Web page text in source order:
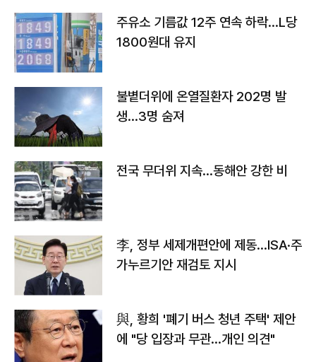
주유소 기름값 12주 연속 하락…L당
1800원대 유지
불볕더위에 온열질환자 202명 발
생…3명 숨져
전국 무더위 지속…동해안 강한 비
李, 정부 세제개편안에 제동…ISA·주
가누르기안 재검토 지시
與, 황희 '폐기 버스 청년 주택' 제안
에 "당 입장과 무관…개인 의견"